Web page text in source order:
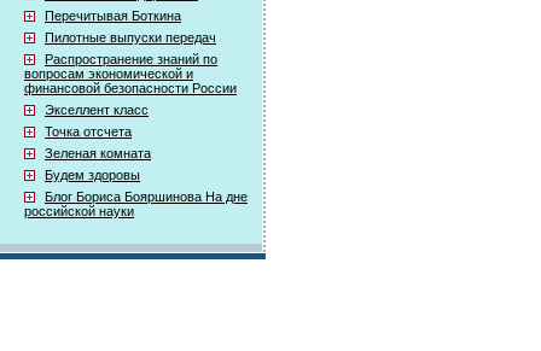
Перечитывая Боткина
Пилотные выпуски передач
Распространение знаний по
вопросам экономической и
финансовой безопасности России
Экселлент класс
Точка отсчета
Зеленая комната
Будем здоровы
Блог Бориса Бояршинова На дне
российской науки